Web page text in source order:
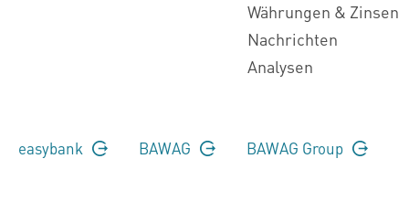
Währungen & Zinsen
Nachrichten
Analysen
easybank BAWAG BAWAG Group